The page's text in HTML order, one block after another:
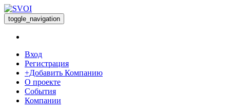
toggle_navigation
Вход
Регистрация
+Добавить Компанию
О проекте
События
Компании